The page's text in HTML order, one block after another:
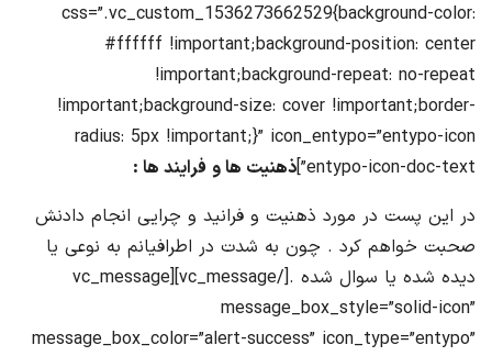
css=”.vc_custom_1536273662529{background-color:
#ffffff !important;background-position: center
!important;background-repeat: no-repeat
!important;background-size: cover !important;border-
radius: 5px !important;}” icon_entypo=”entypo-icon
entypo-icon-doc-text”] ذهنیت ها و فرایند ها :
در این پست در مورد ذهنیت و فرانید و چرایی انجام دادنش
صحبت خواهم کرد . چون به شدت در اطرافیانم به نوعی یا
دیده شده یا سوال شده .[/vc_message][vc_message
message_box_style=”solid-icon”
message_box_color=”alert-success” icon_type=”entypo”